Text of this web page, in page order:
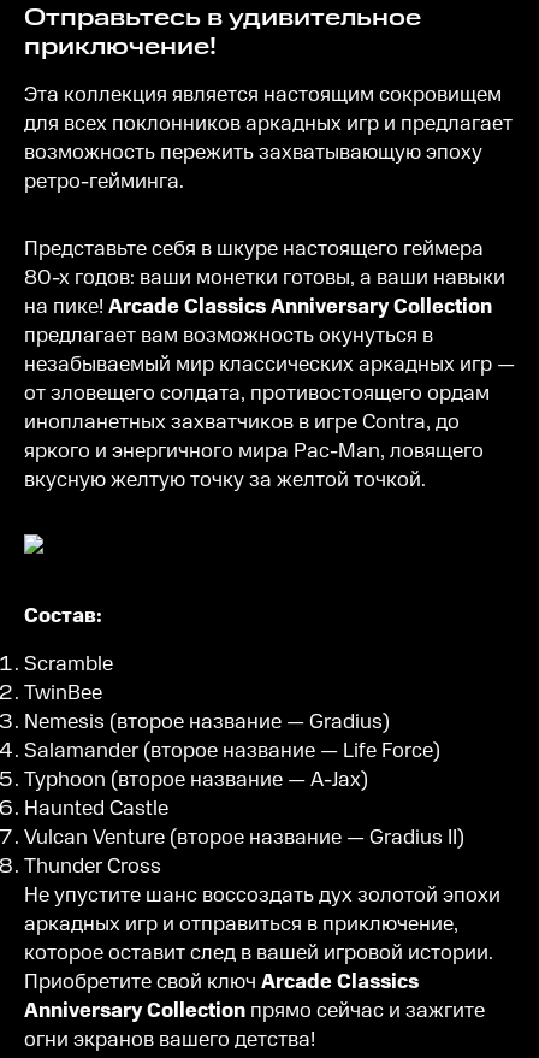
Отправьтесь в удивительное
приключение!
Эта коллекция является настоящим сокровищем
для всех поклонников аркадных игр и предлагает
возможность пережить захватывающую эпоху
ретро-гейминга.
Представьте себя в шкуре настоящего геймера
80-х годов: ваши монетки готовы, а ваши навыки
на пике! Arcade Classics Anniversary Collection
предлагает вам возможность окунуться в
незабываемый мир классических аркадных игр —
от зловещего солдата, противостоящего ордам
инопланетных захватчиков в игре Contra, до
яркого и энергичного мира Pac-Man, ловящего
вкусную желтую точку за желтой точкой.
Состав:
Scramble
TwinBee
Nemesis (второе название — Gradius)
Salamander (второе название — Life Force)
Typhoon (второе название — A-Jax)
Haunted Castle
Vulcan Venture (второе название — Gradius II)
Thunder Cross
Не упустите шанс воссоздать дух золотой эпохи
аркадных игр и отправиться в приключение,
которое оставит след в вашей игровой истории.
Приобретите свой ключ Arcade Classics
Anniversary Collection прямо сейчас и зажгите
огни экранов вашего детства!